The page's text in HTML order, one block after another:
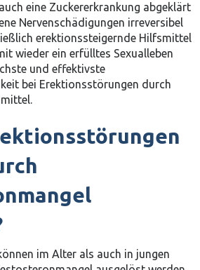
eine Zuckererkrankung abgeklärt
Nervenschädigungen irreversibel
erektionssteigernde Hilfsmittel
wieder ein erfülltes Sexualleben
und effektivste
bei Erektionsstörungen durch
im Alter als auch in jungen